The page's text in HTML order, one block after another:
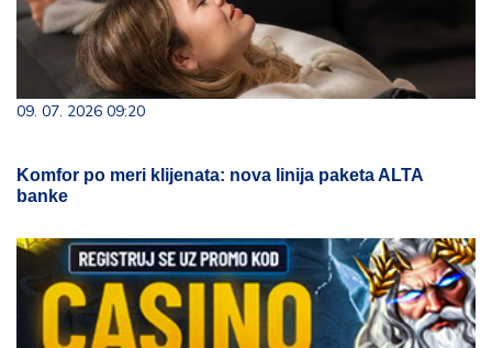
09. 07. 2026 09:20
Komfor po meri klijenata: nova linija paketa ALTA
banke